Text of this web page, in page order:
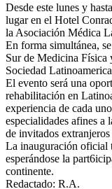
Desde este lunes y
lugar en el Hotel
la Asociación Médica
En forma simultánea,
Sur de Medicina
Sociedad
El evento será una
rehabilitación en
experiencia de cada
especialidades afines
de invitados
La inauguración oficial
esperándose la
continente.
Redactado: R.A.